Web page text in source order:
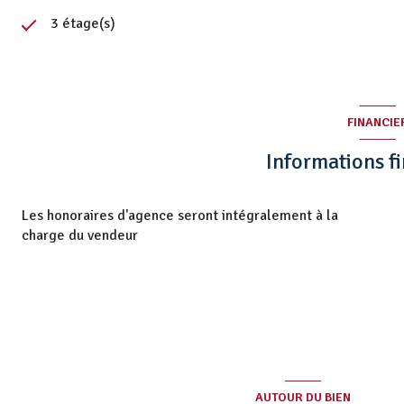
3 étage(s)
Informations
Les honoraires d'agence seront intégralement à la
charge du vendeur
AUTOUR DU BIEN